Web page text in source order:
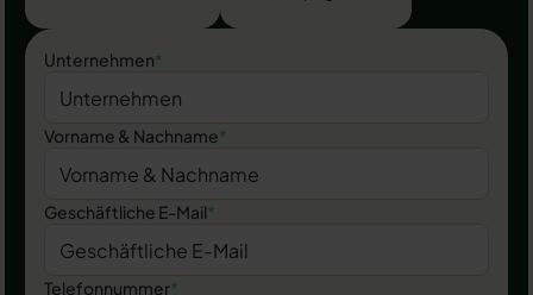
Unternehmen*
Vorname & Nachname*
Geschäftliche E-Mail*
Telefonnummer*